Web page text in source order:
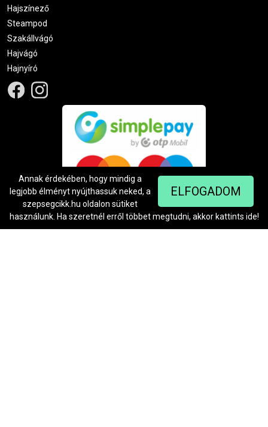
Hajszínező
Steampod
Szakállvágó
Hajvágó
Hajnyíró
ELFOGADOM
Annak érdekében, hogy mindig a
legjobb élményt nyújthassuk neked, a
szepsegcikk.hu oldalon sütiket
használunk. Ha szeretnél erről többet megtudni, akkor kattints ide!